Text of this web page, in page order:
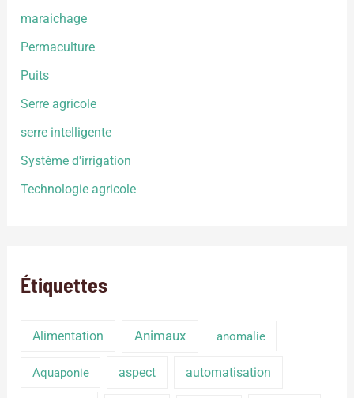
maraichage
Permaculture
Puits
Serre agricole
serre intelligente
Système d'irrigation
Technologie agricole
Étiquettes
Alimentation Animaux anomalie
Aquaponie aspect automatisation